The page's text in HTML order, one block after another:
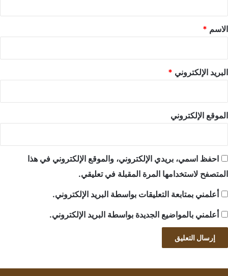
*
الاسم *
البريد الإلكتروني *
الموقع الإلكتروني
احفظ اسمي، بريدي الإلكتروني، والموقع الإلكتروني في هذا
المتصفح لاستخدامها المرة المقبلة في تعليقي.
أعلمني بمتابعة التعليقات بواسطة البريد الإلكتروني.
أعلمني بالمواضيع الجديدة بواسطة البريد الإلكتروني.